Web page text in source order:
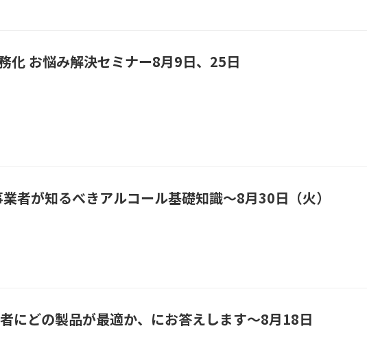
化 お悩み解決セミナー8月9日、25日
者が知るべきアルコール基礎知識～8月30日（火）
にどの製品が最適か、にお答えします～8月18日